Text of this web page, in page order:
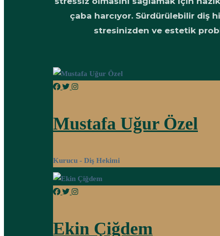
çaba harcıyor. Sürdürülebilir diş
stresinizden ve estetik
Mustafa Uğur Özel
Kurucu - Diş Hekimi
Ekin Çiğdem